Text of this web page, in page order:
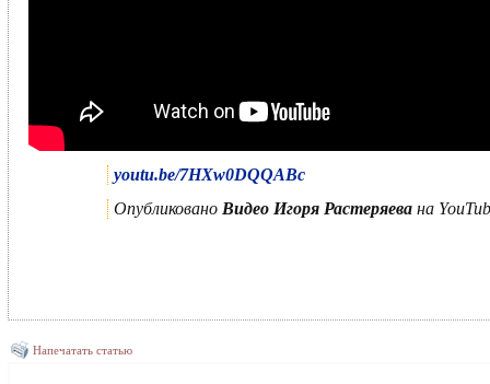
youtu.be/7HXw0DQQABc
Опубликовано Видео Игоря Растеряева на
Напечатать статью